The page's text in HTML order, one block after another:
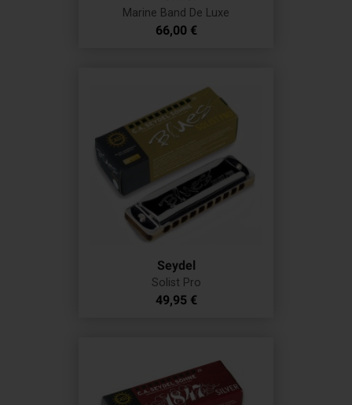
Marine Band De Luxe
Prix
66,00 €
Seydel
Solist Pro
Prix
49,95 €